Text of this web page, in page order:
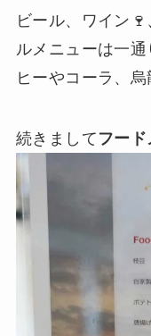
ビール、ワイン
ルメニューは一
ヒーやコーラ、
続きまして フード